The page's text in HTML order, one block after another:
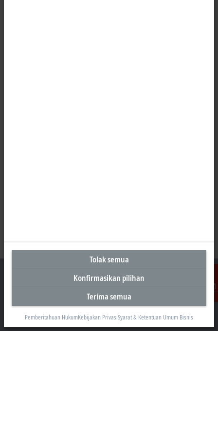
Kantor Perwakilan Indonesia
AKR Tower 21st Floor, Unit C - D
Jl. Panjang No. 5, Kebon Jeruk
Tolak semua
Konfirmasikan pilihan
Terima semua
Pemberitahuan HukumKebijakan PrivasiSyarat & Ketentuan Umum Bisnis